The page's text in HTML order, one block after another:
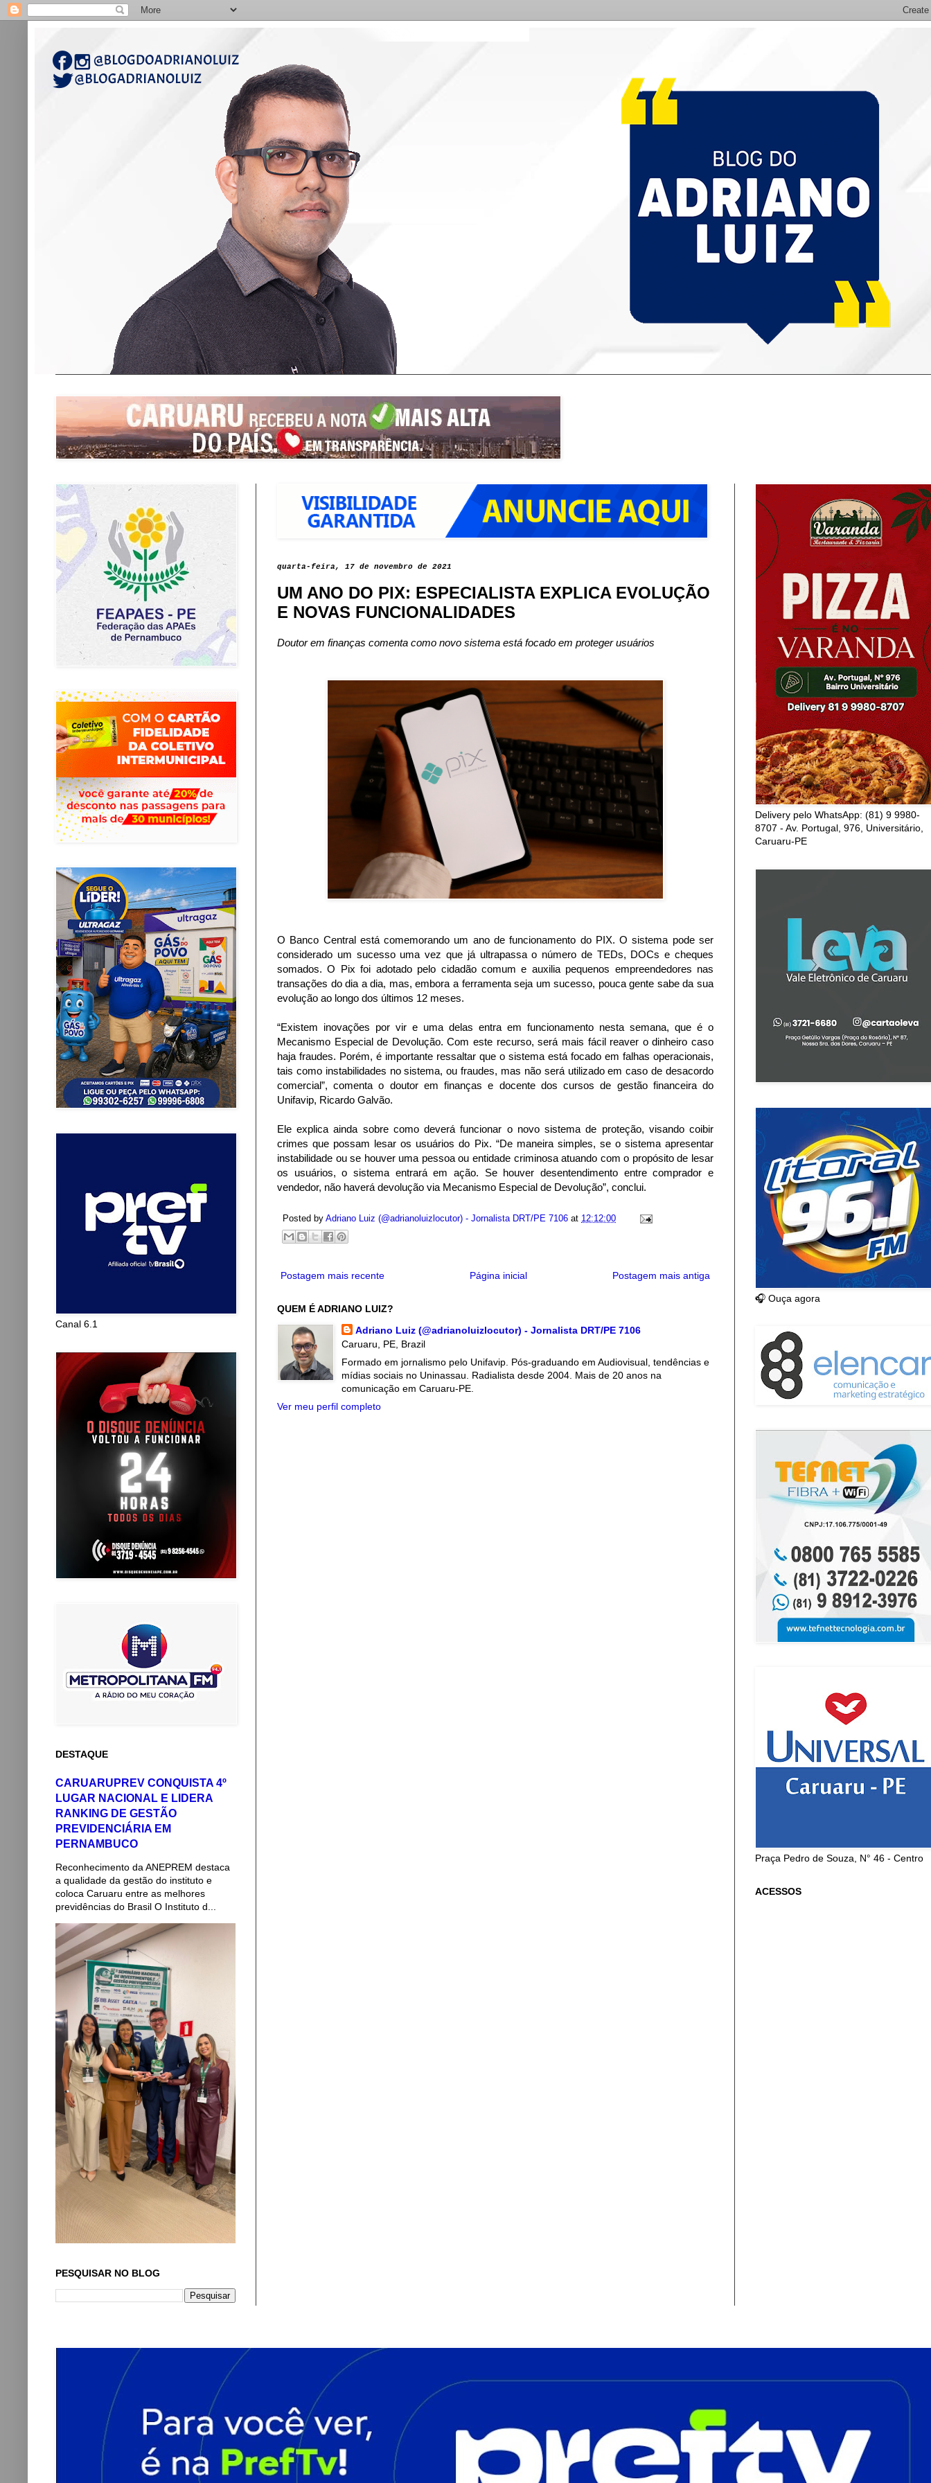
quarta-feira, 17 de novembro de 2021
UM ANO DO PIX: ESPECIALISTA EXPLICA EVOLUÇÃO
E NOVAS FUNCIONALIDADES
Doutor em finanças comenta como novo sistema está focado em proteger usuários
O Banco Central está comemorando um ano de funcionamento do PIX. O sistema pode ser
considerado um sucesso uma vez que já ultrapassa o número de TEDs, DOCs e cheques
somados. O Pix foi adotado pelo cidadão comum e auxilia pequenos empreendedores nas
transações do dia a dia, mas, embora a ferramenta seja um sucesso, pouca gente sabe da sua
evolução ao longo dos últimos 12 meses.
“Existem inovações por vir e uma delas entra em funcionamento nesta semana, que é o
Mecanismo Especial de Devolução. Com este recurso, será mais fácil reaver o dinheiro caso
haja fraudes. Porém, é importante ressaltar que o sistema está focado em falhas operacionais,
tais como instabilidades no sistema, ou fraudes, mas não será utilizado em caso de desacordo
comercial”, comenta o doutor em finanças e docente dos cursos de gestão financeira do
Unifavip, Ricardo Galvão.
Ele explica ainda sobre como deverá funcionar o novo sistema de proteção, visando coibir
crimes que possam lesar os usuários do Pix. “De maneira simples, se o sistema apresentar
instabilidade ou se houver uma pessoa ou entidade criminosa atuando com o propósito de lesar
os usuários, o sistema entrará em ação. Se houver desentendimento entre comprador e
vendedor, não haverá devolução via Mecanismo Especial de Devolução”, conclui.
Posted by Adriano Luiz (@adrianoluizlocutor) - Jornalista DRT/PE 7106 at 12:12:00
Postagem mais recente Postagem mais antiga
Página inicial
QUEM É ADRIANO LUIZ?
Adriano Luiz (@adrianoluizlocutor) - Jornalista DRT/PE 7106
Caruaru, PE, Brazil
Formado em jornalismo pelo Unifavip. Pós-graduando em Audiovisual, tendências e
mídias sociais no Uninassau. Radialista desde 2004. Mais de 20 anos na
comunicação em Caruaru-PE.
Ver meu perfil completo
Canal 6.1
DESTAQUE
CARUARUPREV CONQUISTA 4º
LUGAR NACIONAL E LIDERA
RANKING DE GESTÃO
PREVIDENCIÁRIA EM
PERNAMBUCO
Reconhecimento da ANEPREM destaca
a qualidade da gestão do instituto e
coloca Caruaru entre as melhores
previdências do Brasil O Instituto d...
PESQUISAR NO BLOG
Delivery pelo WhatsApp: (81) 9 9980-
8707 - Av. Portugal, 976, Universitário,
Caruaru-PE
🎧 Ouça agora
Praça Pedro de Souza, N° 46 - Centro
ACESSOS